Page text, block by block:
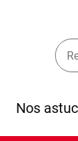
Nos